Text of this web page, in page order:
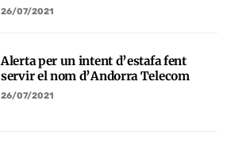
26/07/2021
Alerta per un intent d’estafa fent
servir el nom d’Andorra Telecom
26/07/2021